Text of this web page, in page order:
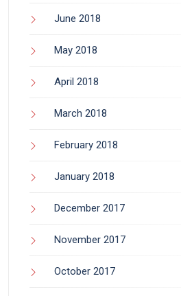
June 2018
May 2018
April 2018
March 2018
February 2018
January 2018
December 2017
November 2017
October 2017